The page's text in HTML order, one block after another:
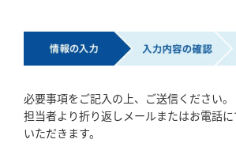
なぜ、ZEHをしなければ
由と当社のZEH住宅普及
必要事項をご記入の上、ご送信ください。
担当者より折り返しメールまたはお電話
いただきます。